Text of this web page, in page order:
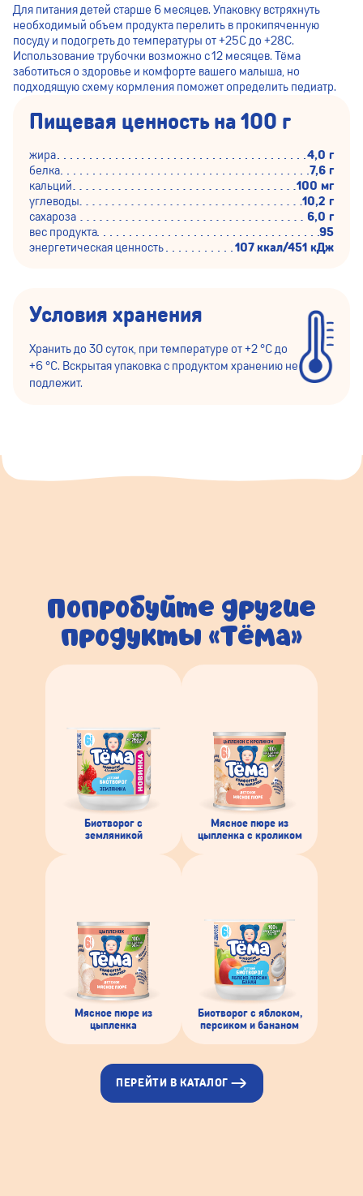
Для питания детей старше 6 месяцев. Упаковку встряхнуть
необходимый объем продукта перелить в прокипяченную
посуду и подогреть до температуры от +25С до +28С.
Использование трубочки возможно с 12 месяцев. Тёма
заботиться о здоровье и комфорте вашего малыша, но
подходящую схему кормления поможет определить педиатр.
Пищевая ценность на 100 г
жира
4,0 г
белка
7,6 г
кальций
100 мг
углеводы
10,2 г
сахароза
6,0 г
вес продукта
95
энергетическая ценность
107 ккал/451 кДж
Условия хранения
Хранить до 30 суток, при температуре от +2 °С до
+6 °С. Вскрытая упаковка с продуктом хранению не
подлежит.
Попробуйте другие
продукты «Тёма»
Биотворог с
земляникой
Мясное пюре из
цыпленка с кроликом
Мясное пюре из
цыпленка
Биотворог с яблоком,
персиком и бананом
ПЕРЕЙТИ В КАТАЛОГ